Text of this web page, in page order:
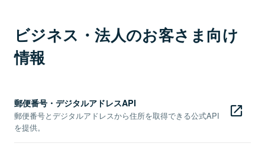
ビジネス・法人のお客さま向け
情報
郵便番号・デジタルアドレスAPI
郵便番号とデジタルアドレスから住所を取得できる公式API
を提供。